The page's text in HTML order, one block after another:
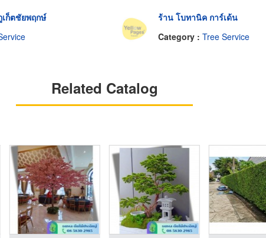
ก็ตชัยพฤกษ์
ร้าน โบทานิค การ์เด้น
Category : Tree Service
Related Catalog